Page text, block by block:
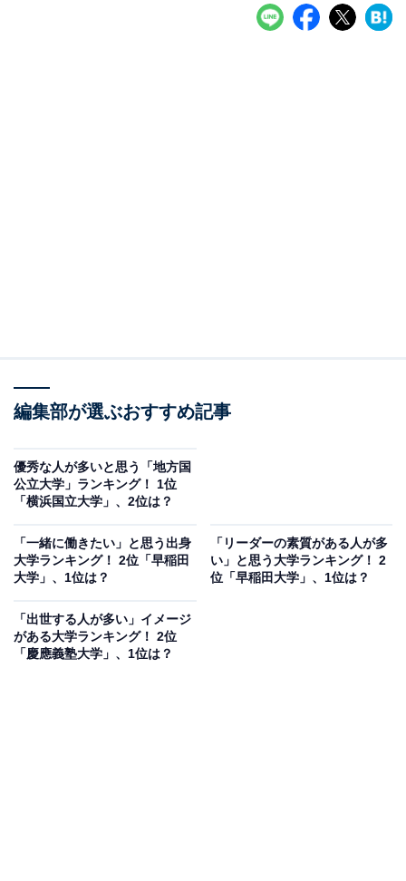
編集部が選ぶおすすめ記事
優秀な人が多いと思う「地方国
公立大学」ランキング！ 1位
「横浜国立大学」、2位は？
「一緒に働きたい」と思う出身
大学ランキング！ 2位「早稲田
大学」、1位は？
「リーダーの素質がある人が多
い」と思う大学ランキング！ 2
位「早稲田大学」、1位は？
「出世する人が多い」イメージ
がある大学ランキング！ 2位
「慶應義塾大学」、1位は？